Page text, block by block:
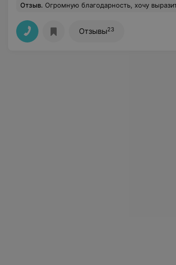
Отзыв. Огромную благодарность, хочу выразить заведующему поликлиникой г.Воложин: Бураку Александру Александровичу. Оказалось, что он пациентов с COVID , которые лечатся дома, держит под личным контролем. Когда возникла проблема, и я не могла ее решить, я набрала приемную заведующего поликлиникой и не ошиблась. Не смотря, на свою занятость, Александр Александрович просмотрел все результаты исследований, несколько раз уточнил состояние
Отзывы23